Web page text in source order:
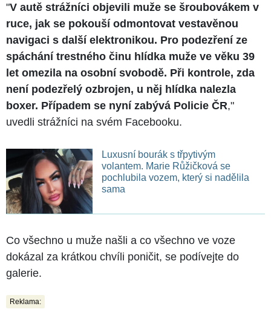
"V autě strážníci objevili muže se šroubovákem v
ruce, jak se pokouší odmontovat vestavěnou
navigaci s další elektronikou. Pro podezření ze
spáchání trestného činu hlídka muže ve věku 39
let omezila na osobní svobodě. Při kontrole, zda
není podezřelý ozbrojen, u něj hlídka nalezla
boxer. Případem se nyní zabývá Policie ČR,"
uvedli strážníci na svém Facebooku.
Luxusní bourák s třpytivým
volantem. Marie Růžičková se
pochlubila vozem, který si nadělila
sama
Co všechno u muže našli a co všechno ve voze
dokázal za krátkou chvíli poničit, se podívejte do
galerie.
Reklama: